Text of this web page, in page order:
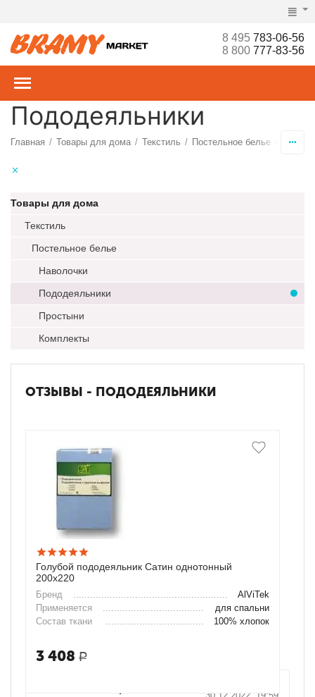
8 495783-06-56
8 800777-83-56
Пододеяльники
Главная / Товары для дома / Текстиль / Постельное белье
Товары для дома
Текстиль
Постельное белье
Наволочки
Пододеяльники
Простыни
Комплекты
ОТЗЫВЫ - ПОДОДЕЯЛЬНИКИ
Голубой пододеяльник Сатин однотонный
200х220
Бренд
AlViTek
Применяется
для спальни
Состав ткани
100% хлопок
3 408 Р